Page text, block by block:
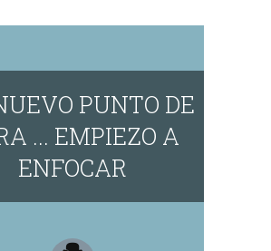
PUNTO DE
... EMPIEZO A
ENFOCAR